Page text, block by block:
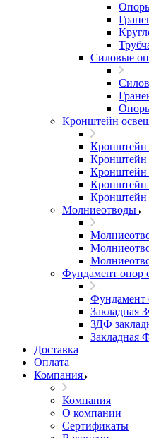
Силовые
Кронштейн
Кронштейн
Кронштейн
Кронштейн
Молниеотводы
Фундамент опор
Фундамент
Закладная
ЗДФ
Закладная
Доставка
Оплата
Компания
Компания
О компании
Сертификаты